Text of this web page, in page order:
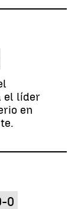
el líder
en
0